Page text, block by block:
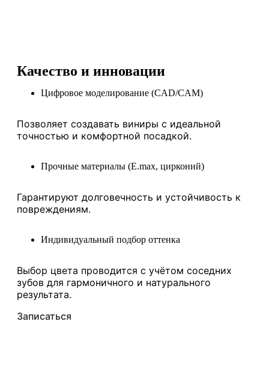
Качество и инновации
Цифровое моделирование (CAD/CAM)
Позволяет создавать виниры с идеальной
точностью и комфортной посадкой.
Прочные материалы (E.max, цирконий)
Гарантируют долговечность и устойчивость к
повреждениям.
Индивидуальный подбор оттенка
Выбор цвета проводится с учётом соседних
зубов для гармоничного и натурального
результата.
Записаться